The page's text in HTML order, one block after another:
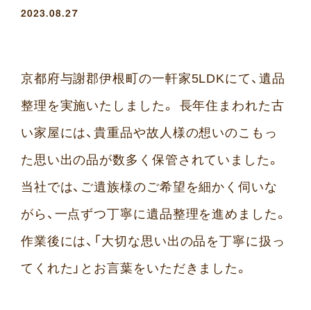
2023.08.27
京都府与謝郡伊根町の一軒家5LDKにて、遺品
整理を実施いたしました。 長年住まわれた古
い家屋には、貴重品や故人様の想いのこもっ
た思い出の品が数多く保管されていました。
当社では、ご遺族様のご希望を細かく伺いな
がら、一点ずつ丁寧に遺品整理を進めました。
作業後には、「大切な思い出の品を丁寧に扱っ
てくれた」とお言葉をいただきました。